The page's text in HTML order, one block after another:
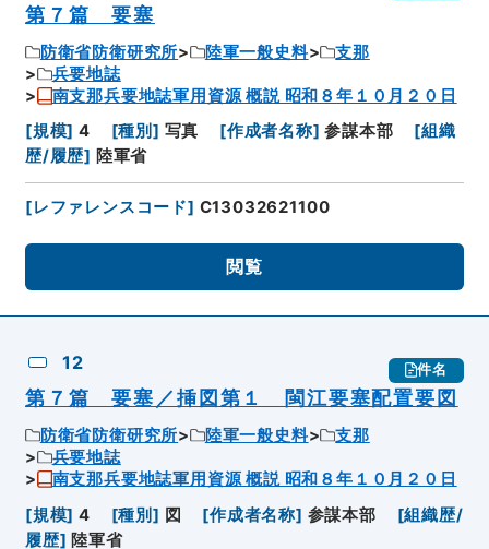
第７篇 要塞
防衛省防衛研究所 陸軍一般史料
支那
兵要地誌
南支那兵要地誌軍用資源 概説 昭和８年１０月２０日
[規模] 4 [種別 ] 写真 [作成者名称] 参謀本部 [組織
歴/履歴] 陸軍省
[レファレンスコード] C13032621100
閲覧
12 件名
第７篇 要塞／挿図第１ 閩江要塞配置要図
防衛省防衛研究所 陸軍一般史料
支那
兵要地誌
南支那兵要地誌軍用資源 概説 昭和８年１０月２０日
[規模] 4 [種別 ] 図 [作成者名称] 参謀本部 [組織歴/
履歴] 陸軍省